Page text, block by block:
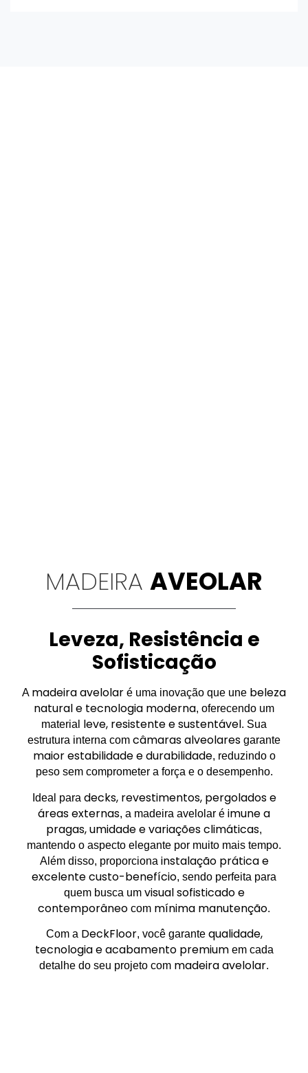
MADEIRA AVEOLAR
Leveza, Resistência e
Sofisticação
A madeira avelolar é uma inovação que une beleza
natural e tecnologia moderna, oferecendo um
material leve, resistente e sustentável. Sua
estrutura interna com câmaras alveolares garante
maior estabilidade e durabilidade, reduzindo o
peso sem comprometer a força e o desempenho.
Ideal para decks, revestimentos, pergolados e
áreas externas, a madeira avelolar é imune a
pragas, umidade e variações climáticas,
mantendo o aspecto elegante por muito mais tempo.
Além disso, proporciona instalação prática e
excelente custo-benefício, sendo perfeita para
quem busca um visual sofisticado e
contemporâneo com mínima manutenção.
Com a DeckFloor, você garante qualidade,
tecnologia e acabamento premiumem cada
detalhe do seu projeto com madeira avelolar.